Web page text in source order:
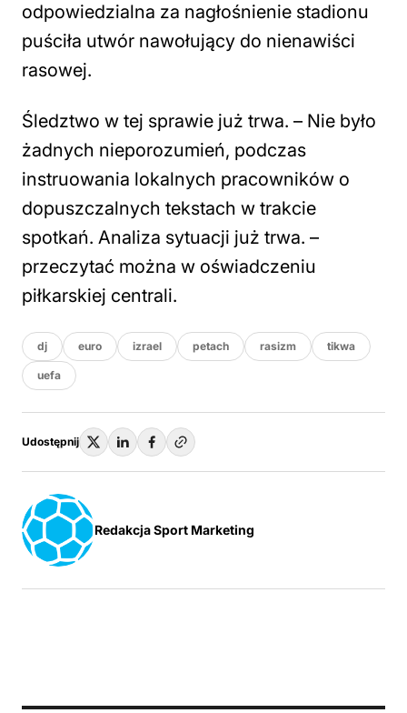
odpowiedzialna za nagłośnienie stadionu
puściła utwór nawołujący do nienawiści
rasowej.
Śledztwo w tej sprawie już trwa. – Nie było
żadnych nieporozumień, podczas
instruowania lokalnych pracowników o
dopuszczalnych tekstach w trakcie
spotkań. Analiza sytuacji już trwa. –
przeczytać można w oświadczeniu
piłkarskiej centrali.
dj euro izrael petach rasizm tikwa
uefa
Udostępnij
Redakcja Sport Marketing